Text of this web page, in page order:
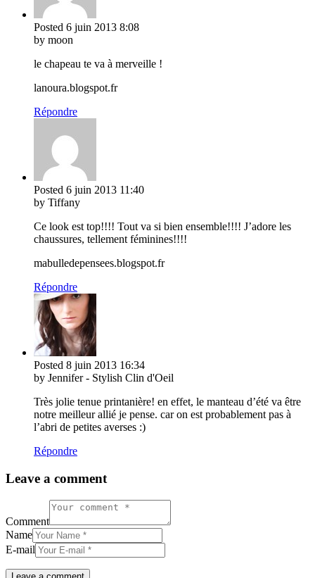
Posted 6 juin 2013 8:08
by moon
le chapeau te va à merveille !
lanoura.blogspot.fr
Répondre
Posted 6 juin 2013 11:40
by Tiffany
Ce look est top!!!! Tout va si bien ensemble!!!! J’adore les
chaussures, tellement féminines!!!!
mabulledepensees.blogspot.fr
Répondre
Posted 8 juin 2013 16:34
by Jennifer - Stylish Clin d'Oeil
Très jolie tenue printanière! en effet, le manteau d’été va être
notre meilleur allié je pense. car on est probablement pas à
l’abri de petites averses :)
Répondre
Leave a comment
Comment
Name
E-mail